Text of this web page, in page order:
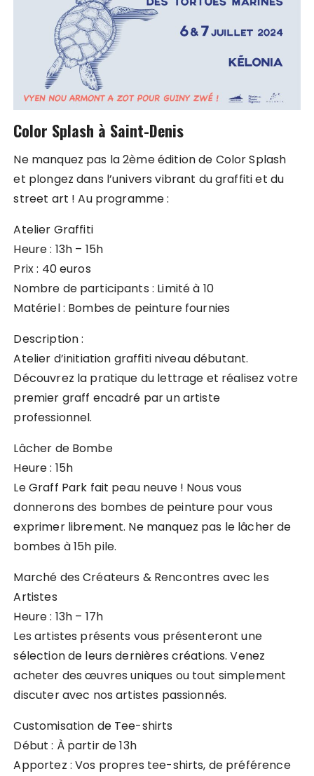
Color Splash à Saint-Denis
Ne manquez pas la 2ème édition de Color Splash
et plongez dans l’univers vibrant du graffiti et du
street art ! Au programme :
Atelier Graffiti
Heure : 13h – 15h
Prix : 40 euros
Nombre de participants : Limité à 10
Matériel : Bombes de peinture fournies
Description :
Atelier d’initiation graffiti niveau débutant.
Découvrez la pratique du lettrage et réalisez votre
premier graff encadré par un artiste
professionnel.
Lâcher de Bombe
Heure : 15h
Le Graff Park fait peau neuve ! Nous vous
donnerons des bombes de peinture pour vous
exprimer librement. Ne manquez pas le lâcher de
bombes à 15h pile.
Marché des Créateurs & Rencontres avec les
Artistes
Heure : 13h – 17h
Les artistes présents vous présenteront une
sélection de leurs dernières créations. Venez
acheter des œuvres uniques ou tout simplement
discuter avec nos artistes passionnés.
Customisation de Tee-shirts
Début : À partir de 13h
Apportez : Vos propres tee-shirts, de préférence